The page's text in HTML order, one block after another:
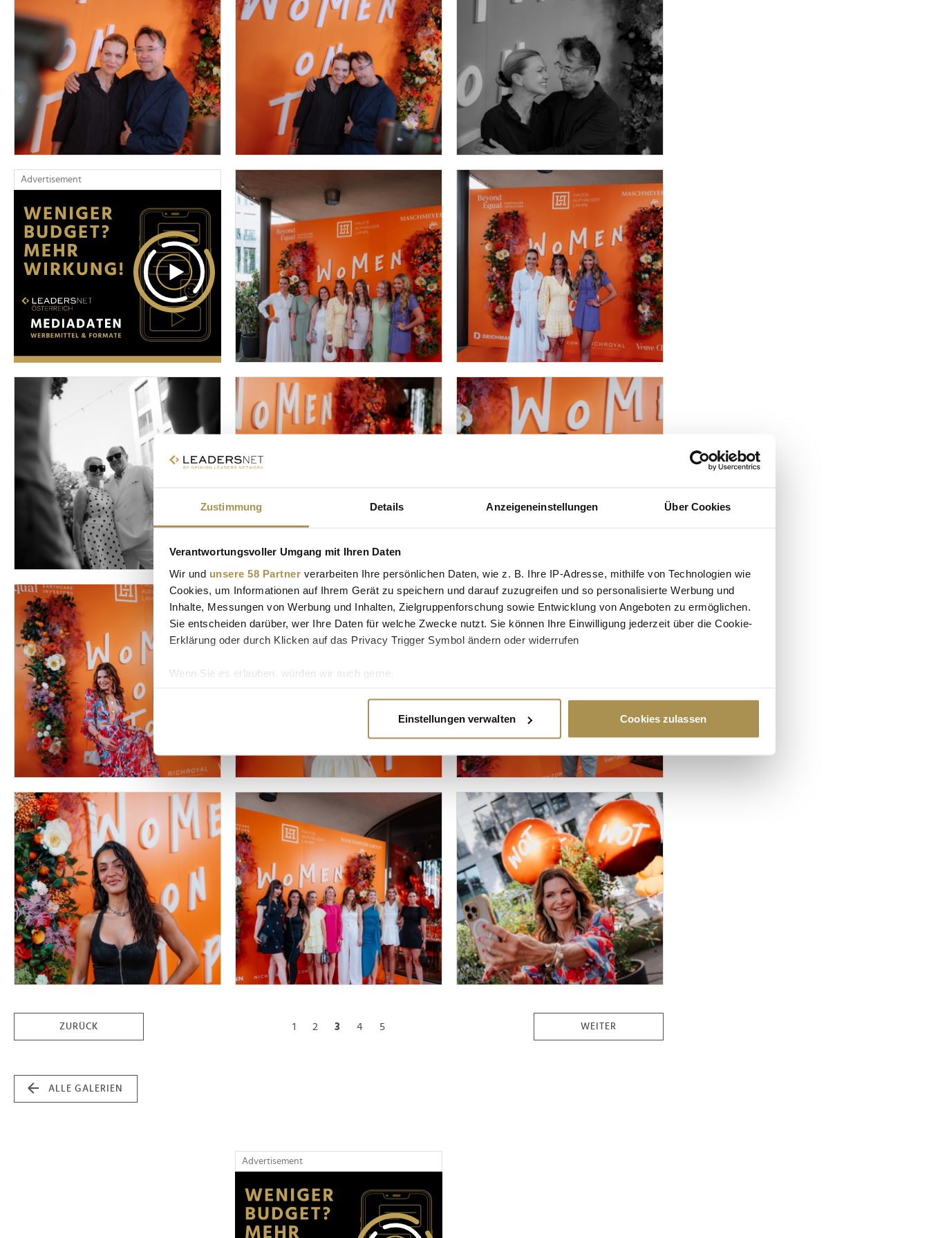
Zustimmung Details Anzeigeneinstellungen Über Cookies
Verantwortungsvoller Umgang mit Ihren Daten
Wir und unsere 58 Partner verarbeiten Ihre persönlichen Daten, wie z. B. Ihre IP-Adresse, mithilfe von Technologien wie
Cookies, um Informationen auf Ihrem Gerät zu speichern und darauf zuzugreifen und so personalisierte Werbung und
Inhalte, Messungen von Werbung und Inhalten, Zielgruppenforschung sowie Entwicklung von Angeboten zu ermöglichen.
Sie entscheiden darüber, wer Ihre Daten für welche Zwecke nutzt. Sie können Ihre Einwilligung jederzeit über die Cookie-
Erklärung oder durch Klicken auf das Privacy Trigger Symbol ändern oder widerrufen
Wenn Sie es erlauben, würden wir auch gerne:
Erfahren Sie mehr darüber, wie Ihre persönlichen Daten verarbeitet werden, und legen Sie Ihre Präferenzen im
Wir verwenden Cookies, um Inhalte und Anzeigen zu personalisieren, Funktionen für soziale Medien anbieten zu können
und die Zugriffe auf unsere Website zu analysieren. Außerdem geben wir Informationen zu Ihrer Verwendung unserer
Website an unsere Partner für soziale Medien, Werbung und Analysen weiter. Unsere Partner führen diese Informationen
möglicherweise mit weiteren Daten zusammen, die Sie ihnen bereitgestellt haben oder die sie im Rahmen Ihrer Nutzung
der Dienste gesammelt haben.
Einstellungen verwalten Cookies zulassen
Advertisement
ZURÜCK 1 2 3 4 5 WEITER
ALLE GALERIEN
Advertisement